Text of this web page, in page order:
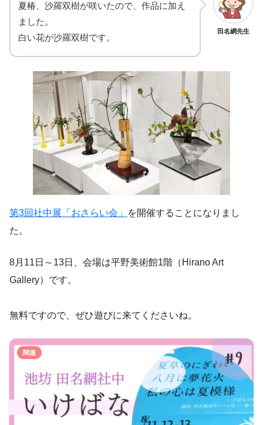
田名網先生
夏椿、沙羅双樹が咲いたので、作品に加え
ました。
白い花が沙羅双樹です。
第3回社中展「おさらい会」
を開催することになりまし
た。
8月11日～13日、会場は平野美術館1階（Hirano Art
Gallery）です。
無料ですので、ぜひ遊びに来てくださいね。